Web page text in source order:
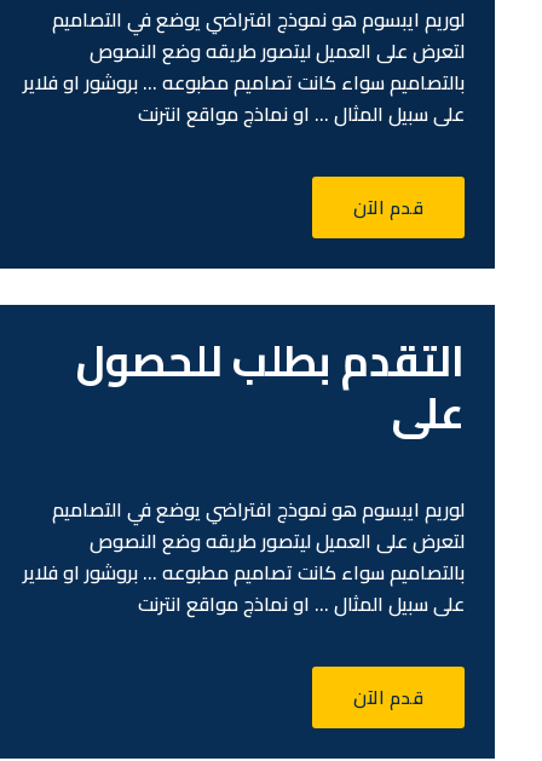
لوريم ايبسوم هو نموذج افتراضي يوضع في التصاميم
لتعرض على العميل ليتصور طريقه وضع النصوص
بالتصاميم سواء كانت تصاميم مطبوعه … بروشور او فلاير
على سبيل المثال … او نماذج مواقع انترنت
قدم الآن
التقدم بطلب للحصول
على
لوريم ايبسوم هو نموذج افتراضي يوضع في التصاميم
لتعرض على العميل ليتصور طريقه وضع النصوص
بالتصاميم سواء كانت تصاميم مطبوعه … بروشور او فلاير
على سبيل المثال … او نماذج مواقع انترنت
قدم الآن